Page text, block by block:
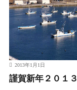
2013年1月1日
謹賀新年２０１３